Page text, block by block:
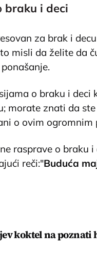
braku i deci
za brak i
misli da želite da
o braku i deci
morate znati da
o ovim ogromnim
rasprave o braku
reči:"Buduća
koktel na poznati